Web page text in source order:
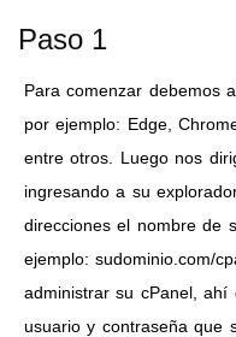
Paso 1
Para comenzar debemos
por ejemplo: Edge,
entre otros. Luego nos
ingresando a su
direcciones el nombre de
ejemplo: sudominio.com/
administrar su cPanel,
usuario y contraseña que